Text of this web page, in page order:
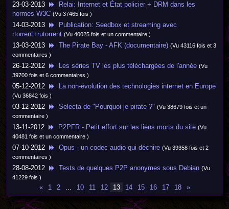
23-03-2013
Relai: Internet et État policier + DRM dans les
normes W3C (Vu 37465 fois )
14-03-2013
Publication: Seedbox et streaming avec
rtorrent+rutorrent (Vu 40025 fois et un commentaire )
13-03-2013 The Pirate Bay - AFK (documentaire) (Vu 43116 fois et 3
commentaires )
26-12-2012 Les séries TV les plus téléchargées de l'année (Vu
39700 fois et 6 commentaires )
05-12-2012 La non-évolution des technologies internet en Europe
(Vu 36842 fois )
03-12-2012 Selecta de "Pourquoi je pirate ?" (Vu 38679 fois et un
commentaire )
13-11-2012 P2PFR - Petit effort sur les liens morts du site (Vu
40481 fois et un commentaire )
07-10-2012 Opus - un codec audio qui déchire (Vu 39358 fois et 2
commentaires )
28-08-2012 Tests de quelques P2P anonymes sous Debian (Vu
41229 fois )
« 1 2 ... 10 11 12 13 14 15 16 17 18 »